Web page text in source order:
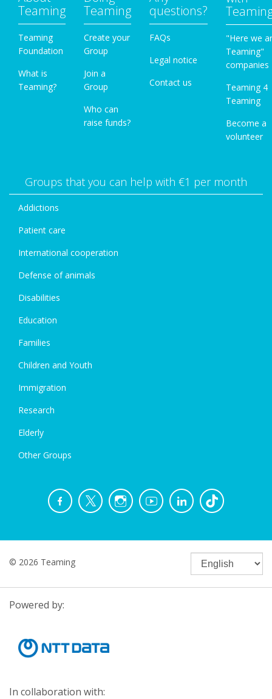
Teaming
Teaming
Foundation
What is
Teaming?
Teaming
Create your
Group
Join a
Group
Who can
raise funds?
questions?
FAQs
Legal notice
Contact us
"Here we
Teaming"
companies
Teaming 4
Teaming
Become a
volunteer
Groups that you can help with €1 per month
Addictions
Patient care
International cooperation
Defense of animals
Disabilities
Education
Families
Children and Youth
Immigration
Research
Elderly
Other Groups
© 2026 Teaming
Powered by:
In collaboration with: